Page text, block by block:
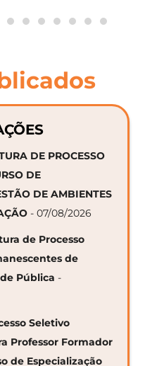
DE PROCESSO
DE
DE AMBIENTES
- 07/08/2026
de Processo
de
Pública -
Seletivo
Professor Formador
de Especialização